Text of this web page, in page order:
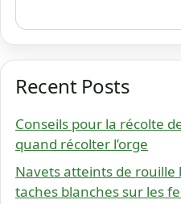
Recent Posts
Conseils pour la récolte
quand récolter l’orge
Navets atteints de rouille
taches blanches sur les